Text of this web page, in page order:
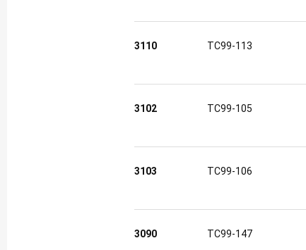
3110 TC99-113
3102 TC99-105
3103 TC99-106
3090 TC99-147